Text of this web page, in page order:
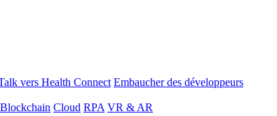
vers Health Connect Embaucher des développeurs
Blockchain Cloud RPA VR & AR